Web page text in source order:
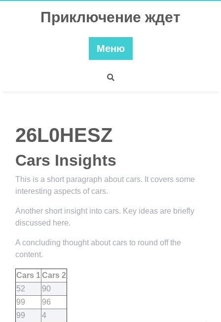
Приключение ждет
Меню
26L0HESZ
Cars Insights
This is a short paragraph about cars. It covers some
interesting aspects of cars.
Another short insight into cars. Key ideas are briefly
discussed here.
A concluding thought about cars to round off the
content.
Cars 1Cars 2
52
90
99
96
99
4